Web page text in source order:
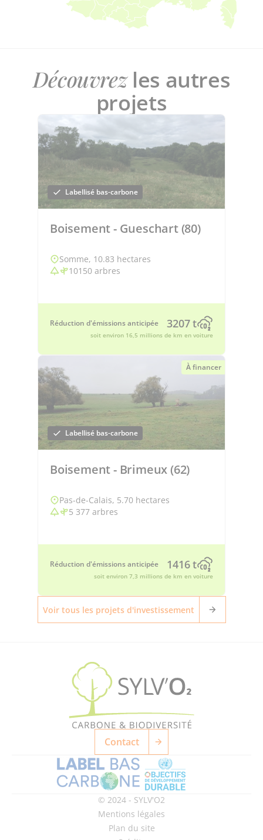
Découvrezles autres
projets
Labellisé bas-carbone
Boisement - Gueschart (80)
Somme, 10.83 hectares
10150 arbres
Réduction d'émissions anticipée 3207 t
soit environ 16,5 millions de km en voiture
Labellisé bas-carbone
À financer
Boisement - Brimeux (62)
Pas-de-Calais, 5.70 hectares
5 377 arbres
Réduction d'émissions anticipée 1416 t
soit environ 7,3 millions de km en voiture
Voir tous les projets d'investissement
Contact
© 2024 - SYLV'O2
Mentions légales
Plan du site